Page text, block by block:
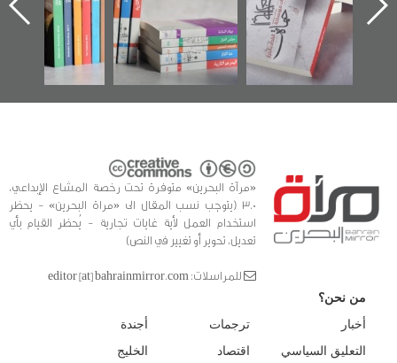
وأحداث ساحة
الفداء لمركز أوال
للدراسات والتوثيق
في سلسلة من 5
كتب
«مرآة البحرين» متوفرة تحت رخصة المشاع الإبداعي،
3.0 (يتوجب نسب المقال الى «مراة البحرين» - يحظر
استخدام العمل لأية غايات تجارية - يُحظر القيام بأي
تعديل، تحوير أو تغيير في النص)
للمراسلات: editor [at] bahrainmirror.com
من نحن؟
أخبار
التعليق السياسي
ترجمات
اقتصاد
أجندة
الخليج